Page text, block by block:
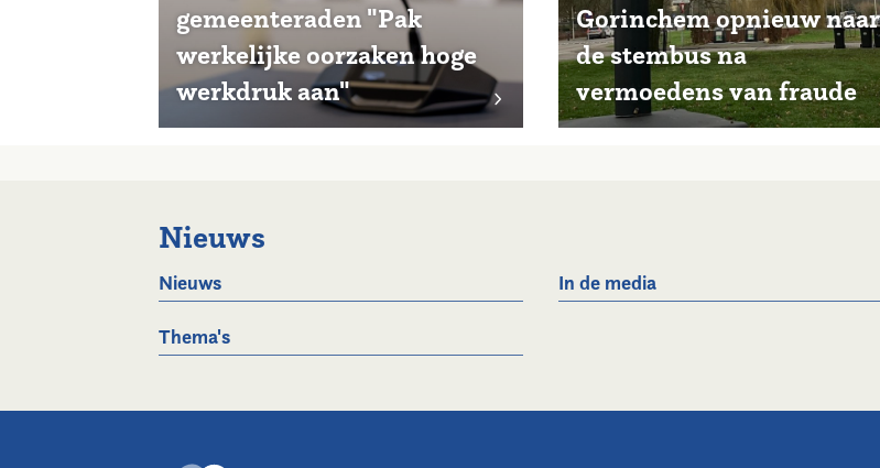
gemeenteraden "Pak
werkelijke oorzaken hoge
werkdruk aan"
Gorinchem opnieuw naar
de stembus na
vermoedens van fraude
Nieuws
Nieuws In de media
Thema's